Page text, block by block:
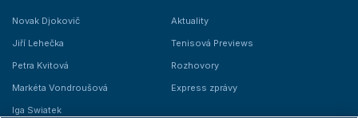
Novak Djokovič
Jiří Lehečka
Petra Kvitová
Markéta Vondroušová
Iga Swiatek
Aktuality
Tenisová Previews
Rozhovory
Express zprávy